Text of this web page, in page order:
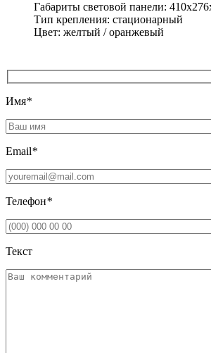
Габариты световой панели:
Тип крепления: стационарный
Цвет: желтый / оранжевый
Имя*
Email*
Телефон*
Текст